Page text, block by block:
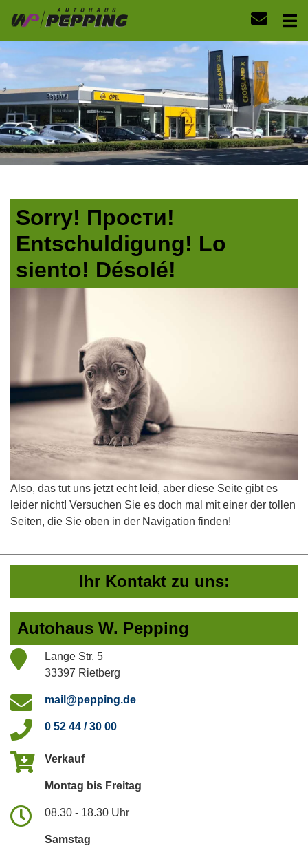
Sorry! Прости!
Entschuldigung! Lo
siento! Désolé!
Also, das tut uns jetzt echt leid, aber diese Seite gibt es
leider nicht! Versuchen Sie es doch mal mit einer der tollen
Seiten, die Sie oben in der Navigation finden!
Ihr Kontakt zu uns:
Autohaus W. Pepping
Lange Str. 5
33397 Rietberg
mail@pepping.de
0 52 44 / 30 00
Verkauf
Montag bis Freitag
08.30 - 18.30 Uhr
Samstag